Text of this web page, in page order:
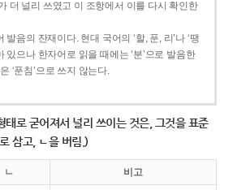
가 더 널리 쓰였고 이 조항에서 이를 다시 확인한
발음의 잔재이다. 현대 국어의 ‘할, 푼, 리’나 ‘땡
있으나 한자어로 읽을 때에는 ‘분’으로 발음한
‘푼침’으로 쓰지 않는다.
태로 굳어져서 널리 쓰이는 것은, 그것을 표준
삼고, ㄴ을 버림.)
ㄴ 비고